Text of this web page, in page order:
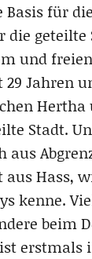
Basis für die
die geteilte
und
Jahren
Hertha
Stadt.
aus
Hass,
kenne.
beim
erstmals